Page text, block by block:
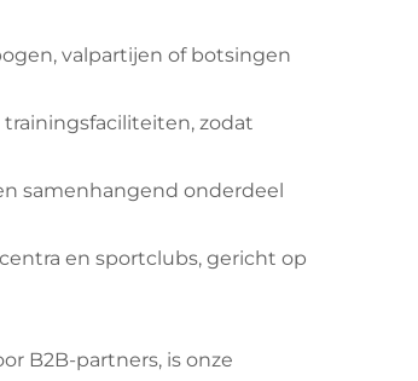
valpartijen of botsingen
zodat
samenhangend onderdeel
en sportclubs, gericht op
B2B-partners, is onze